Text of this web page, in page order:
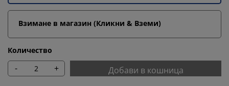
Взимане в магазин (Кликни & Вземи)
Количество
- + Добави в кошница